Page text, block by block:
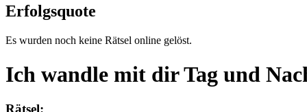
Erfolgsquote
Es wurden noch keine Rätsel online gelöst.
Ich wandle mit dir Tag und
Rätsel: